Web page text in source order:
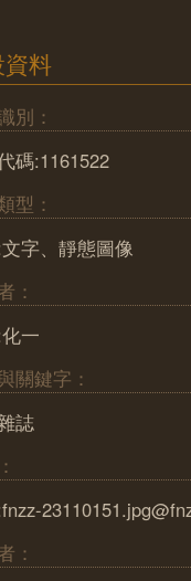
料
別：
碼:1161522
型：
字、靜態圖像
：
一
關鍵字：
誌
：